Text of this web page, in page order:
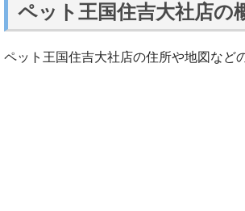
ペット王国住吉大社店の
ペット王国住吉大社店の住所や地図など